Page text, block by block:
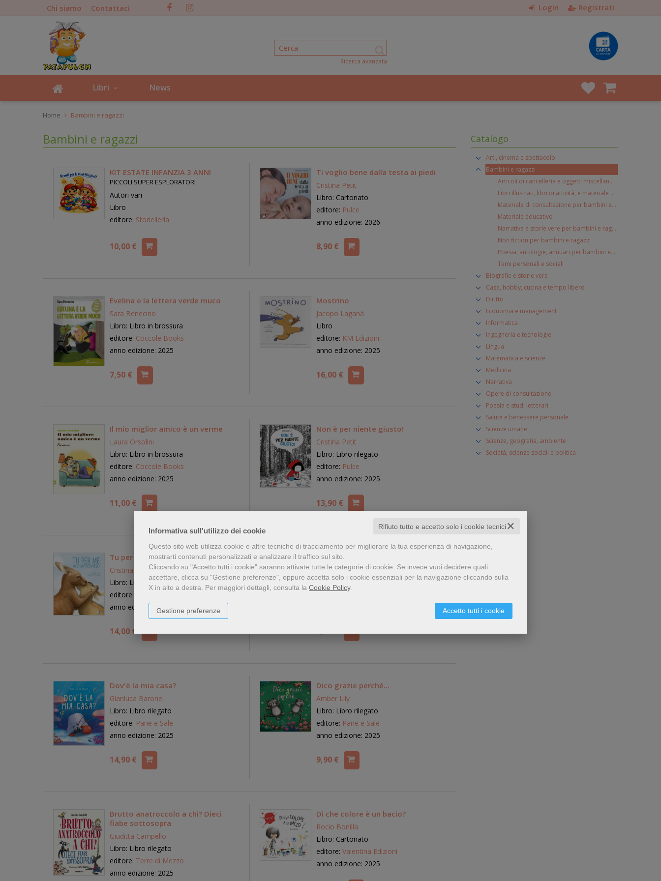
Informativa sull'utilizzo dei cookie ✕
Rifiuto tutto e accetto solo i cookie tecnici
Questo sito web utilizza cookie e altre tecniche di tracciamento per migliorare la tua esperienza di navigazione,
mostrarti contenuti personalizzati e analizzare il traffico sul sito.
Cliccando su "Accetto tutti i cookie" saranno attivate tutte le categorie di cookie. Se invece vuoi decidere quali
accettare, clicca su "Gestione preferenze", oppure accetta solo i cookie essenziali per la navigazione cliccando sulla
X in alto a destra. Per maggiori dettagli, consulta la Cookie Policy.
Accetto tutti i cookie
Gestione preferenze
Chi siamo Contattaci Login Registrati
Ricerca avanzata
Libri News
Home Bambini e ragazzi
Bambini e ragazzi
KIT ESTATE INFANZIA 3 ANNI
PICCOLI SUPER ESPLORATORI
Autori vari
Libro
editore: Storielleria
10,00 €
Ti voglio bene dalla testa ai piedi
Cristina Petit
Libro: Cartonato
editore: Pulce
anno edizione: 2026
8,90 €
Evelina e la lettera verde muco
Sara Benecino
Libro: Libro in brossura
editore: Coccole Books
anno edizione: 2025
7,50 €
Mostrino
Jacopo Laganà
Libro
editore: KM Edizioni
anno edizione: 2025
16,00 €
Il mio miglior amico è un verme
Laura Orsolini
Libro: Libro in brossura
editore: Coccole Books
anno edizione: 2025
11,00 €
Non è per niente giusto!
Cristina Petit
Libro: Libro rilegato
editore: Pulce
anno edizione: 2025
13,90 €
Tu per me all'improvviso
Cristina Petit
Libro: Libro rilegato
editore:
anno edizione: 2025
14,00 €
La piccola terra di carta
Agnès De Lestrade
Libro: Libro rilegato
Pane e Sale
8,90 €
Dov'è la mia casa?
Gianluca Barone
Libro: Libro rilegato
editore: Pane e Sale
anno edizione: 2025
14,90 €
Dico grazie perché...
Amber Lily
Libro: Libro rilegato
editore: Pane e Sale
anno edizione: 2025
9,90 €
Brutto anatroccolo a chi? Dieci
fiabe sottosopra
Giuditta Campello
Libro: Libro rilegato
editore: Terre di Mezzo
anno edizione: 2025
Di che colore è un bacio?
Rocio Bonilla
Libro: Cartonato
editore: Valentina Edizioni
anno edizione: 2025
Catalogo
Arti, cinema e spettacolo
Bambini e ragazzi
Articoli di cancelleria e oggetti miscellanei per bambini
Libri illustrati, libri di attività, e materiale per l'apprendimento precoce
Materiale di consultazione per bambini e ragazzi
Materiale educativo
Narrativa e storie vere per bambini e ragazzi
Non fiction per bambini e ragazzi
Poesia, antologie, annuari per bambini e ragazzi
Temi personali e sociali
Biografie e storie vere
Casa, hobby, cucina e tempo libero
Diritto
Economia e management
Informatica
Ingegneria e tecnologie
Lingua
Matematica e scienze
Medicina
Narrativa
Opere di consultazione
Poesia e studi letterari
Salute e benessere personale
Scienze umane
Scienze, geografia, ambiente
Società, scienze sociali e politica